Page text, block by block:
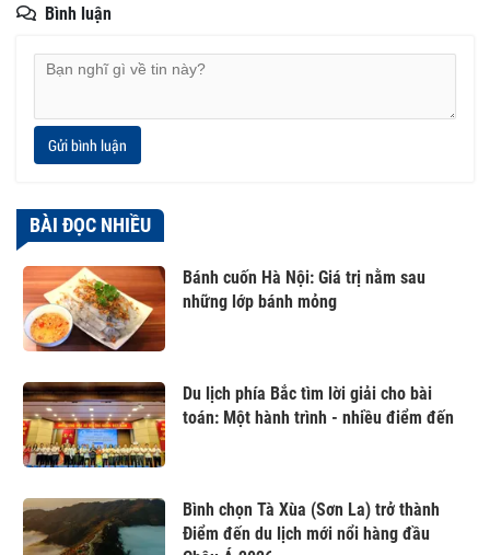
Bình luận
Gửi bình luận
BÀI ĐỌC NHIỀU
Bánh cuốn Hà Nội: Giá trị nằm sau
những lớp bánh mỏng
Du lịch phía Bắc tìm lời giải cho bài
toán: Một hành trình - nhiều điểm đến
Bình chọn Tà Xùa (Sơn La) trở thành
Điểm đến du lịch mới nổi hàng đầu